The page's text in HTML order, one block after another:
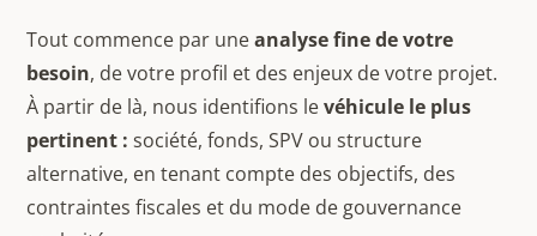
Tout commence par uneanalyse fine de votre
besoin, de votre profil et des enjeux de votre projet.
À partir de là, nous identifions levéhicule le plus
pertinent : société, fonds, SPV ou structure
alternative, en tenant compte des objectifs, des
contraintes fiscales et du mode de gouvernance